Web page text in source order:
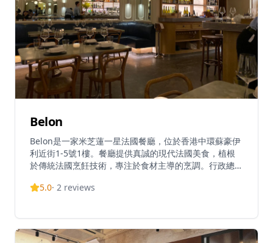
Belon
Belon是一家米芝蓮一星法國餐廳，位於香港中環蘇豪伊
利近街1-5號1樓。餐廳提供真誠的現代法國美食，植根
於傳統法國烹飪技術，專注於食材主導的烹調。行政總廚
驗，曾在舊金山COI餐廳獲得三顆米芝蓮星。親密的用餐
期二至日18:00至22:00，星期一休息。餐廳在社交媒體
上保持活躍，Instagram擁有超過32,000名追隨者。
5.0· 2 reviews